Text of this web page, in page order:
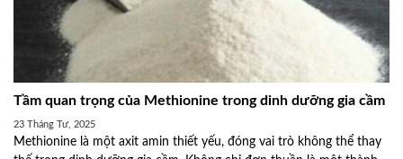
Tầm quan trọng của Methionine trong dinh dưỡng gia cầm
23 Tháng Tư, 2025
Methionine là một axit amin thiết yếu, đóng vai trò không thể thay